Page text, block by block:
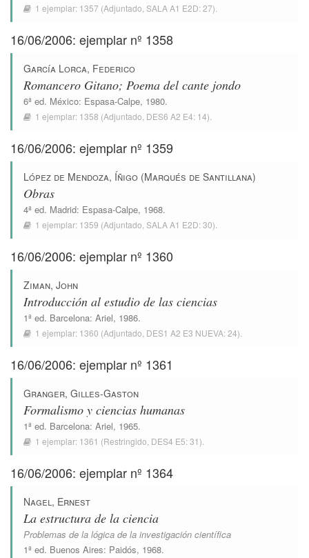
1 ejemplar: 1357 (Adjuntado, SALA A1 E2D: 27).
16/06/2006: ejemplar nº 1358
García Lorca, Federico
Romancero Gitano; Poema del cante jondo
6ª ed. México: Espasa-Calpe, 1980.
1 ejemplar: 1358 (Adjuntado, DES6 A2 E4: 14).
16/06/2006: ejemplar nº 1359
López de Mendoza, Íñigo (Marqués de Santillana)
Obras
4ª ed. Madrid: Espasa-Calpe, 1968.
1 ejemplar: 1359 (Adjuntado, SALA A1 E2D: 30).
16/06/2006: ejemplar nº 1360
Ziman, John
Introducción al estudio de las ciencias
1ª ed. Barcelona: Ariel, 1986.
1 ejemplar: 1360 (Adjuntado, DES1 A2 E3 NUEVA: 24).
16/06/2006: ejemplar nº 1361
Granger, Gilles-Gaston
Formalismo y ciencias humanas
1ª ed. Barcelona: Ariel, 1965.
1 ejemplar: 1361 (Restringido, DES4 E5: 31).
16/06/2006: ejemplar nº 1364
Nagel, Ernest
La estructura de la ciencia
Problemas de la lógica de la investigación científica
1ª ed. Buenos Aires: Paidós, 1968.